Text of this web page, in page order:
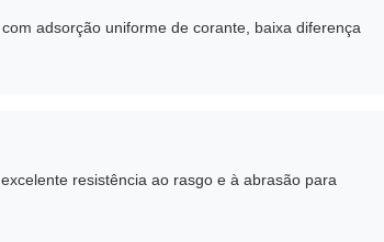
adsorção uniforme de corante, baixa diferença
resistência ao rasgo e à abrasão para